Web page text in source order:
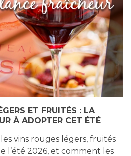
ET FRUITÉS : LA
À ADOPTER CET ÉTÉ
vins rouges légers, fruités
l’été 2026, et comment les